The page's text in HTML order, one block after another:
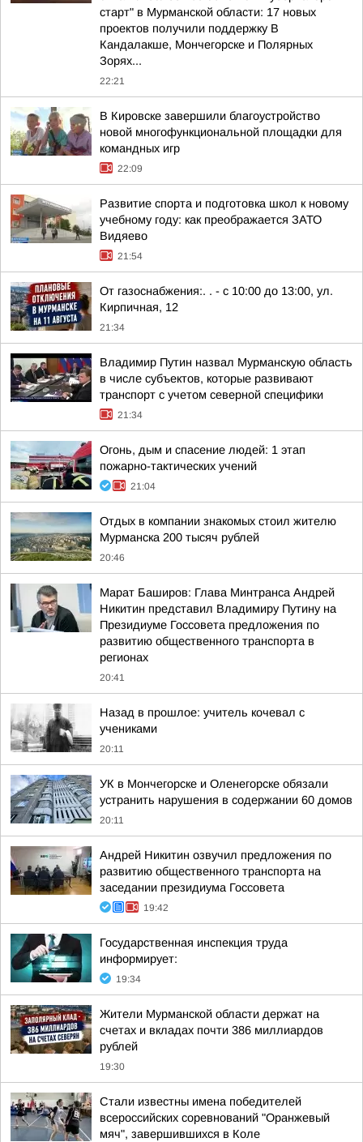
старт" в Мурманской области: 17 новых
проектов получили поддержку В
Кандалакше, Мончегорске и Полярных
Зорях...
22:21
В Кировске завершили благоустройство
новой многофункциональной площадки для
командных игр
22:09
Развитие спорта и подготовка школ к новому
учебному году: как преображается ЗАТО
Видяево
21:54
От газоснабжения:. . - с 10:00 до 13:00, ул.
Кирпичная, 12
21:34
Владимир Путин назвал Мурманскую область
в числе субъектов, которые развивают
транспорт с учетом северной специфики
21:34
Огонь, дым и спасение людей: 1 этап
пожарно-тактических учений
21:04
Отдых в компании знакомых стоил жителю
Мурманска 200 тысяч рублей
20:46
Марат Баширов: Глава Минтранса Андрей
Никитин представил Владимиру Путину на
Президиуме Госсовета предложения по
развитию общественного транспорта в
регионах
20:41
Назад в прошлое: учитель кочевал с
учениками
20:11
УК в Мончегорске и Оленегорске обязали
устранить нарушения в содержании 60 домов
20:11
Андрей Никитин озвучил предложения по
развитию общественного транспорта на
заседании президиума Госсовета
19:42
Государственная инспекция труда
информирует:
19:34
Жители Мурманской области держат на
счетах и вкладах почти 386 миллиардов
рублей
19:30
Стали известны имена победителей
всероссийских соревнований "Оранжевый
мяч", завершившихся в Коле